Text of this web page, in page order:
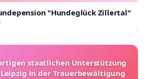
"Hundeglück Zillertal"
staatlichen Unterstützung
in der Trauerbewältigung